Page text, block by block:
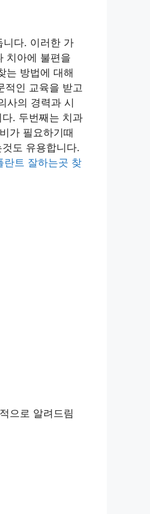
니다. 이러한 가
치아에 불편을
는 방법에 대해
적인 교육을 받고
사의 경력과 시
. 두번째는 치과
가 필요하기때
도 유용합니다.
란트 잘하는곳 찾
으로 알려드림